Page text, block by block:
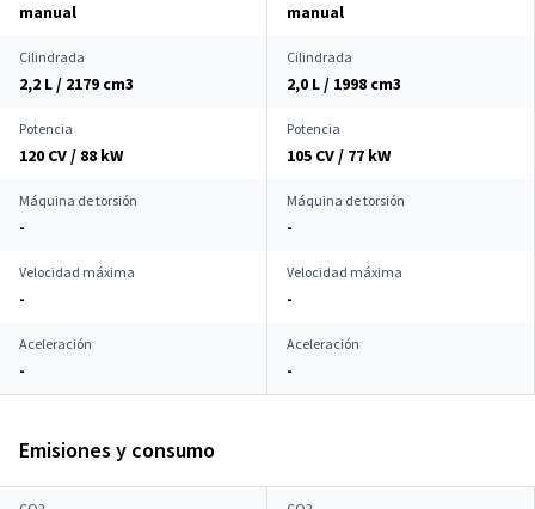
manual manual
Cilindrada
2,2 L / 2179 cm3
Cilindrada
2,0 L / 1998 cm3
Potencia
120 CV / 88 kW
Potencia
105 CV / 77 kW
Máquina de torsión
-
Máquina de torsión
-
Velocidad máxima
-
Velocidad máxima
-
Aceleración
-
Aceleración
-
Emisiones y consumo